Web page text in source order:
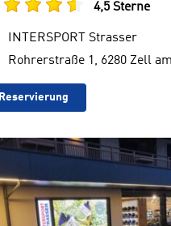
4,5 Sterne
INTERSPORT Strasser
Rohrerstraße 1, 6280 Zell
Reservierung